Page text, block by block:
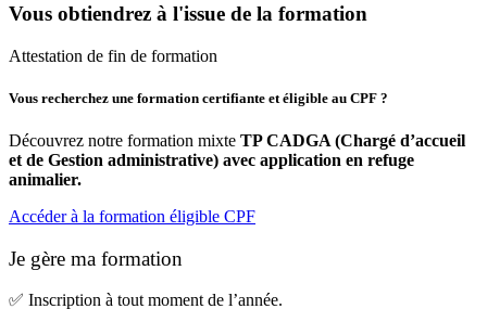
Vous obtiendrez à l'issue de la formation
Attestation de fin de formation
Vous recherchez une formation certifiante et éligible au CPF ?
Découvrez notre formation mixte TP CADGA (Chargé d’accueil
et de Gestion administrative) avec application en refuge
animalier.
Accéder à la formation éligible CPF
Je gère ma formation
✅ Inscription à tout moment de l’année.